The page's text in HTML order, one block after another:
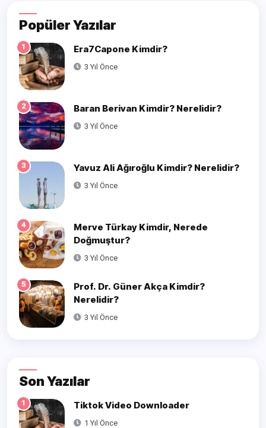
Popüler Yazılar
1 Era7Capone Kimdir?
3 Yıl Önce
2 Baran Berivan Kimdir? Nerelidir?
3 Yıl Önce
3 Yavuz Ali Ağıroğlu Kimdir? Nerelidir?
3 Yıl Önce
4
Merve Türkay Kimdir, Nerede
Doğmuştur?
3 Yıl Önce
5
Prof. Dr. Güner Akça Kimdir?
Nerelidir?
3 Yıl Önce
Son Yazılar
1 Tiktok Video Downloader
1 Yıl Önce